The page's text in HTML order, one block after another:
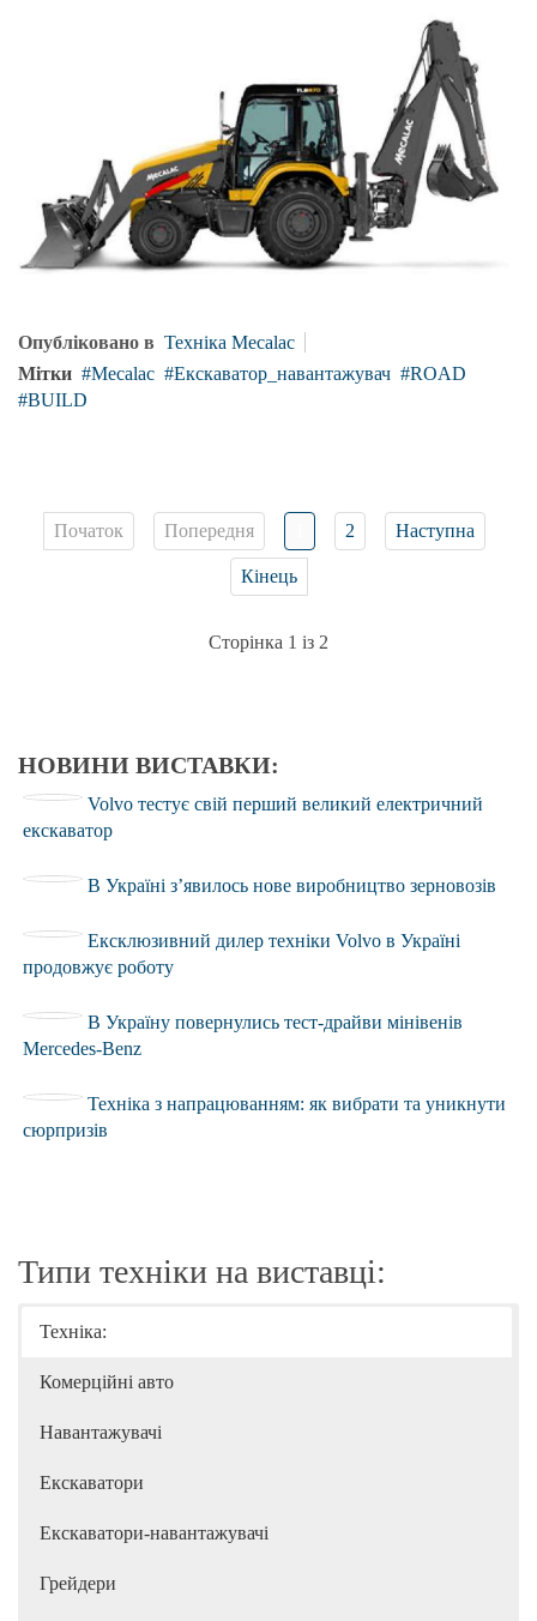
Опубліковано в Техніка Mecalac
Мітки
Mecalac Екскаватор_навантажувач
ROAD
BUILD
Початок Попередня 2 Наступна
Кінець
Сторінка 1 із 2
НОВИНИ ВИСТАВКИ:
Volvo тестує свій перший великий електричний
екскаватор
В Україні з’явилось нове виробництво зерновозів
Ексклюзивний дилер техніки Volvo в Україні
продовжує роботу
В Україну повернулись тест-драйви мінівенів
Mercedes-Benz
Техніка з напрацюванням: як вибрати та уникнути
сюрпризів
Типи техніки на виставці:
Техніка:
Комерційні авто
Навантажувачі
Екскаватори
Екскаватори-навантажувачі
Грейдери